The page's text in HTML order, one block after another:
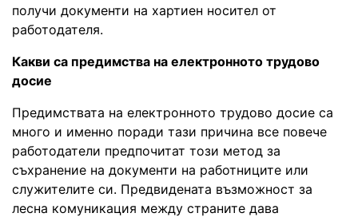
получи документи на хартиен носител от
работодателя.
Какви са предимства на електронното трудово
досие
Предимствата на електронното трудово досие са
много и именно поради тази причина все повече
работодатели предпочитат този метод за
съхранение на документи на работниците или
служителите си. Предвидената възможност за
лесна комуникация между страните дава